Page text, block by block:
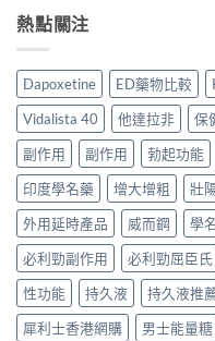
實
比
與
選
購
指
南〉
說
安
全
服
用
南〉
中
實
正
貨
購
買
南〉
中
價：
用
家
真
實
用
心
得
與
購
買
建
議〉
中
勁
幾
食
最
有
效？
2026
香
港
用
家
必
讀
用
用
量
熱點關注
Dapoxetine ED藥物比較
Vidalista 40
他達拉非 保
副作用
副作用 勃起功能
印度學名藥
增大增粗 壯
外用延時產品
威而鋼 學
必利勁副作用
必利勁屈臣氏
性功能
持久液 持久液推
犀利士香港網購
男士能量糖